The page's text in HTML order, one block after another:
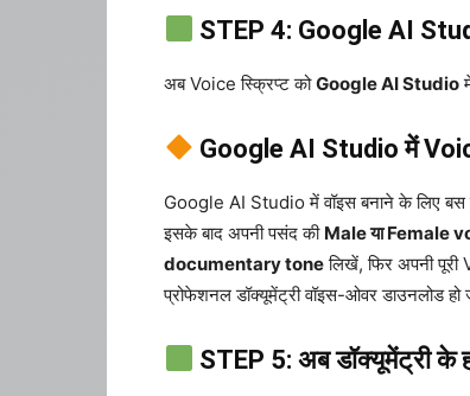
STEP 4: Google AI
अब Voice स्क्रिप्ट कोGoogle AI Studio
Google AI Studio में
Google AI Studio में वॉइस बनाने के लिए बस
इसके बाद अपनी पसंद की Male या Female
documentary toneलिखें, फिर अपनी पूरी
प्रोफेशनल डॉक्यूमेंट्री वॉइस-ओवर डाउनलोड हो
STEP 5: अब डॉक्यूमेंट्री के